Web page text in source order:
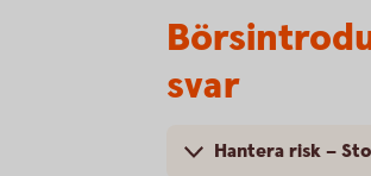
svar
Hantera risk –